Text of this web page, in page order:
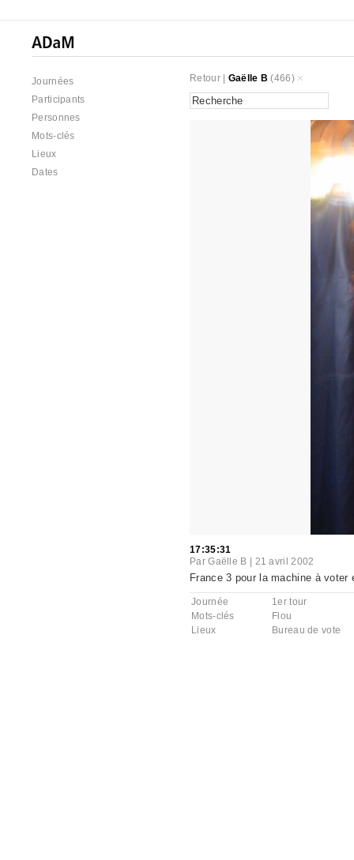
Journées
Participants
Personnes
Mots-clés
Lieux
Dates
Retour| Gaëlle B (466)
17:35:31
ParGaëlle B 21 avril 2002
France 3 pour la machine à
Journée
1er tour
Mots-clés
Flou
Lieux
Bureau de vote